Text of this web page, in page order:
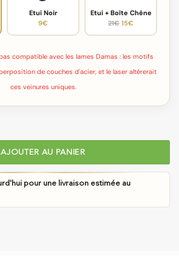
Etui Noir
9€
Etui + Boîte Chêne
21€ 15€
compatible avec les lames Damas : les motifs
de couches d'acier, et le laser altérerait
ces veinures uniques.
Laguiole à Lame Damas aux Double
AJOUTER AU PANIER
pour une livraison estimée au